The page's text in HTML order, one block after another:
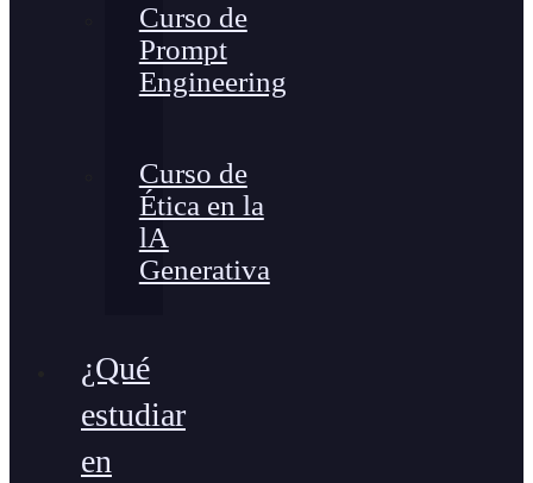
Curso de
Prompt
Engineering
Curso de
Ética en la
lA
Generativa
¿Qué
estudiar
en